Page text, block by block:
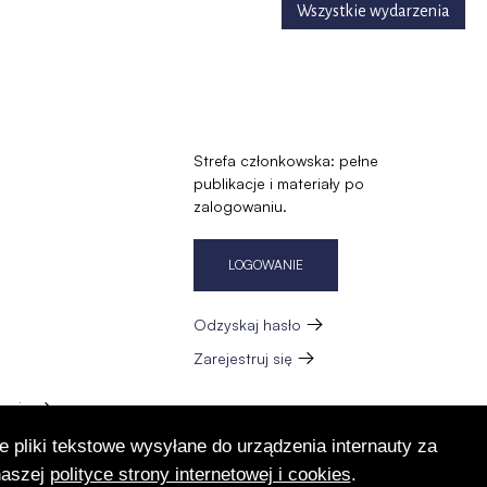
tekstowe wysyłane do urządzenia internauty za
polityce strony internetowej i cookies.
Wszystkie wydarzenia
Strefa członkowska: pełne
publikacje i materiały po
zalogowaniu.
LOGOWANIE
Odzyskaj hasło
Zarejestruj się